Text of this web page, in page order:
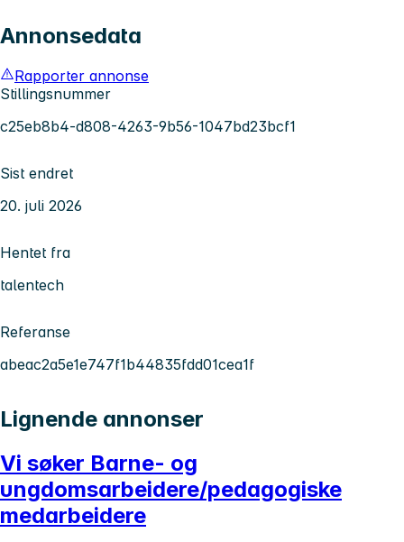
Annonsedata
Rapporter annonse
Stillingsnummer
c25eb8b4-d808-4263-9b56-1047bd23bcf1
Sist endret
20. juli 2026
Hentet fra
talentech
Referanse
abeac2a5e1e747f1b44835fdd01cea1f
Lignende annonser
Vi søker Barne- og
ungdomsarbeidere/pedagogiske
medarbeidere